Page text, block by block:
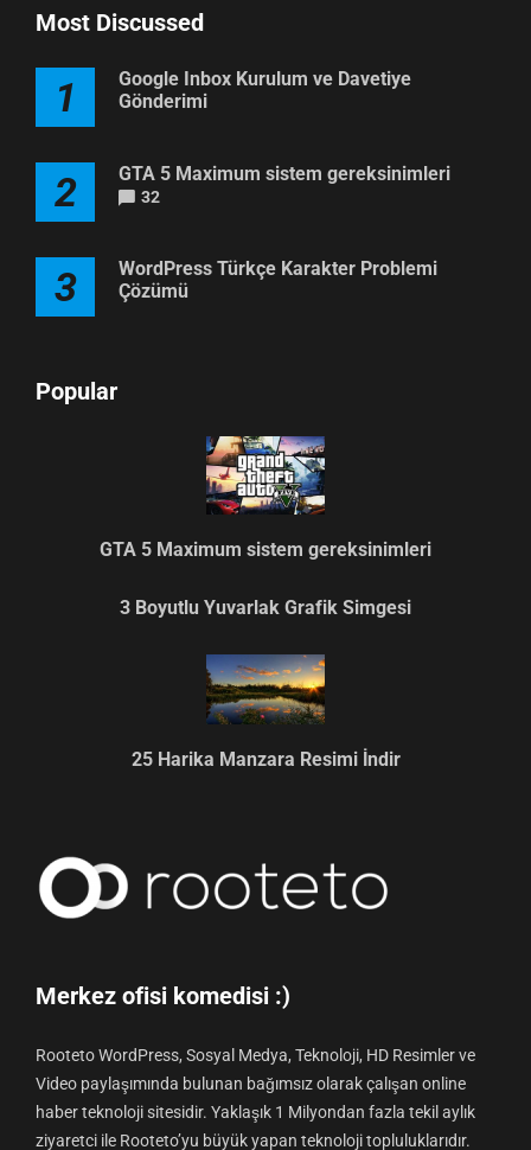
Most Discussed
1
Google Inbox Kurulum ve Davetiye
Gönderimi
2 GTA 5 Maximum sistem gereksinimleri
32
3
WordPress Türkçe Karakter Problemi
Çözümü
Popular
GTA 5 Maximum sistem gereksinimleri
3 Boyutlu Yuvarlak Grafik Simgesi
25 Harika Manzara Resimi İndir
Merkez ofisi komedisi :)
Rooteto WordPress, Sosyal Medya, Teknoloji, HD Resimler ve
Video paylaşımında bulunan bağımsız olarak çalışan online
haber teknoloji sitesidir. Yaklaşık 1 Milyondan fazla tekil aylık
ziyaretci ile Rooteto’yu büyük yapan teknoloji topluluklarıdır.